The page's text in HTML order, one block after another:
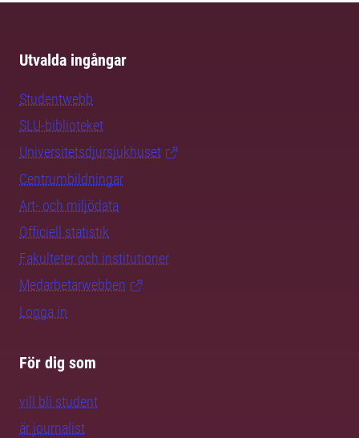
Utvalda ingångar
Studentwebb
SLU-biblioteket
Universitetsdjursjukhuset
Centrumbildningar
Art- och miljödata
Officiell statistik
Fakulteter och institutioner
Medarbetarwebben
Logga in
För dig som
vill bli student
är journalist